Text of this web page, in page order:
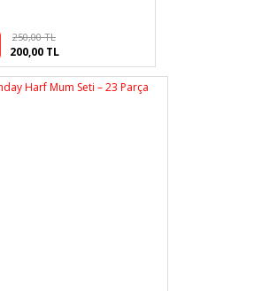
250,00 TL
200,00 TL